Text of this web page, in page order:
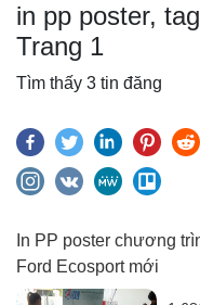
in pp poster,
Trang 1
Tìm thấy 3 tin đăng
In PP poster chương
Ford Ecosport mới